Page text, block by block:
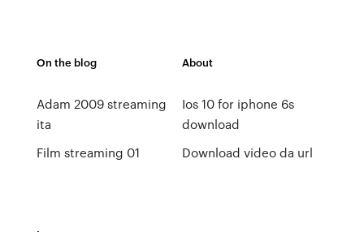
On the blog
Adam 2009 streaming
ita
Film streaming 01
About
Ios 10 for iphone 6s
download
Download video da url